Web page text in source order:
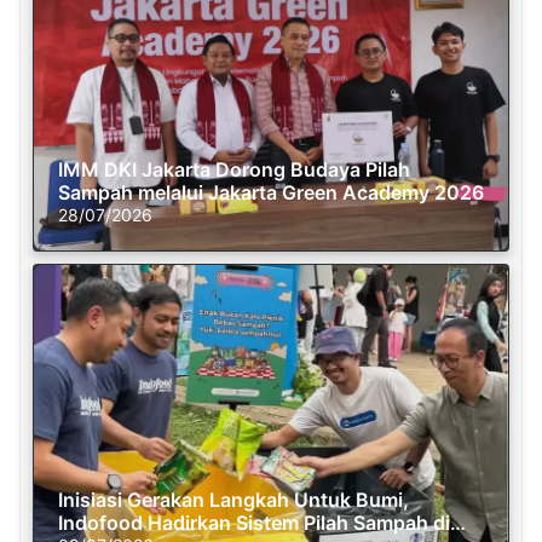
IMM DKI Jakarta Dorong Budaya Pilah
Sampah melalui Jakarta Green Academy 2026
28/07/2026
Inisiasi Gerakan Langkah Untuk Bumi,
Indofood Hadirkan Sistem Pilah Sampah di